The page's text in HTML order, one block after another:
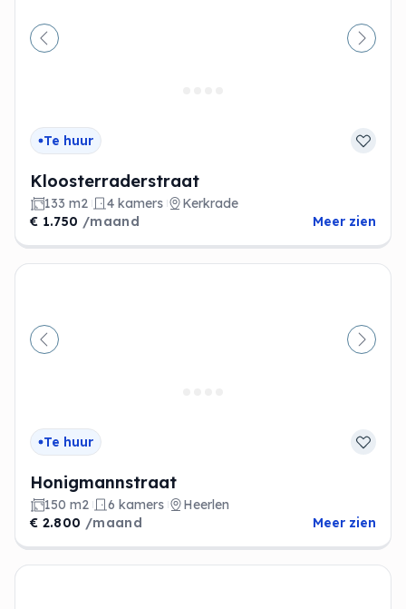
Vorige
Te huur
Kloosterraderstraat
133 m2 4 kamers
Kerkrade
€ 1.750 /maand Meer zien
Vorige
Te huur
Honigmannstraat
150 m2 6 kamers
Heerlen
€ 2.800 /maand Meer zien